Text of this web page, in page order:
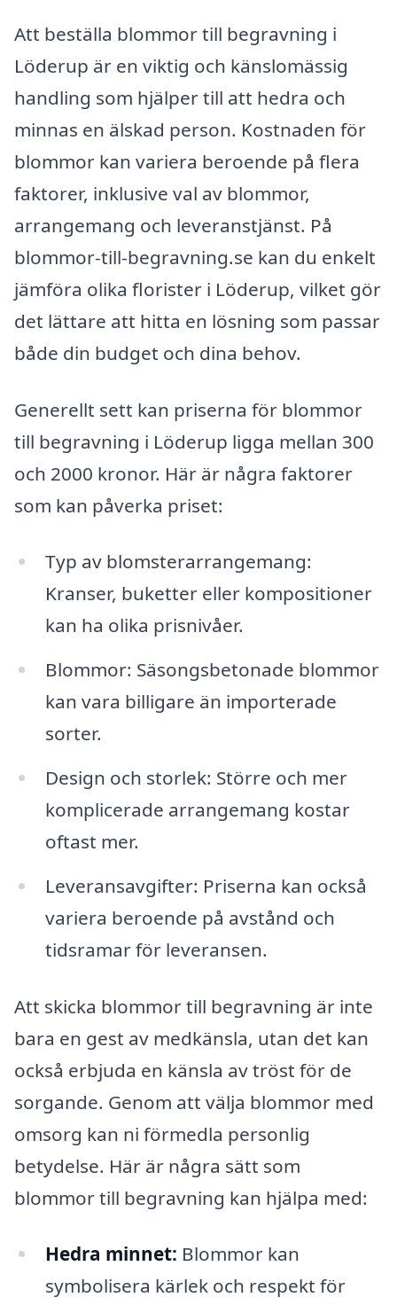
Att beställa blommor till begravning i
Löderup är en viktig och känslomässig
handling som hjälper till att hedra och
minnas en älskad person. Kostnaden för
blommor kan variera beroende på flera
faktorer, inklusive val av blommor,
arrangemang och leveranstjänst. På
blommor-till-begravning.se kan du enkelt
jämföra olika florister i Löderup, vilket gör
det lättare att hitta en lösning som passar
både din budget och dina behov.
Generellt sett kan priserna för blommor
till begravning i Löderup ligga mellan 300
och 2000 kronor. Här är några faktorer
som kan påverka priset:
Typ av blomsterarrangemang:
Kranser, buketter eller kompositioner
kan ha olika prisnivåer.
Blommor: Säsongsbetonade blommor
kan vara billigare än importerade
sorter.
Design och storlek: Större och mer
komplicerade arrangemang kostar
oftast mer.
Leveransavgifter: Priserna kan också
variera beroende på avstånd och
tidsramar för leveransen.
Att skicka blommor till begravning är inte
bara en gest av medkänsla, utan det kan
också erbjuda en känsla av tröst för de
sorgande. Genom att välja blommor med
omsorg kan ni förmedla personlig
betydelse. Här är några sätt som
blommor till begravning kan hjälpa med:
Hedra minnet: Blommor kan
symbolisera kärlek och respekt för